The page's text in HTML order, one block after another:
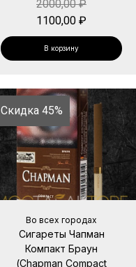
2000,00₽
1100,00 ₽
В корзину
Скидка 45%
Во всех городах
Сигареты Чапман
Компакт Браун
(Chapman Compact